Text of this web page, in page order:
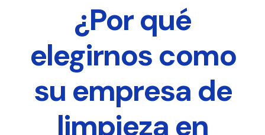
¿Por qué
elegirnos como
su empresa de
limpieza en